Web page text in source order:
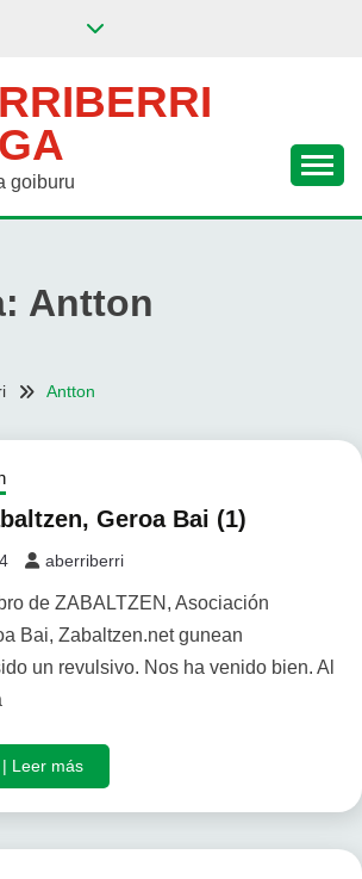
goiburu
Antton
Antton
Geroa Bai (1)
aberriberri
de ZABALTZEN, Asociación
Bai, Zabaltzen.net gunean
un revulsivo. Nos ha venido bien. Al
Leer más